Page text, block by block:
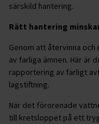
särskild hantering.
Rätt hantering
Genom att återvinna
av farliga ämnen. Här är
rapportering av farligt
lagstiftning.
När det förorenade
till kretsloppet på ett